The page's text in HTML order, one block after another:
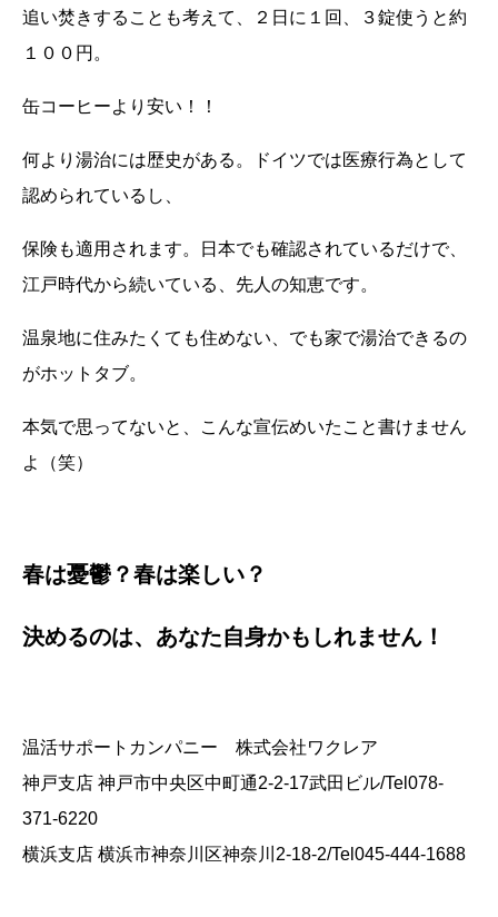
追い焚きすることも考えて、２日に１回、３錠使うと約
１００円。
缶コーヒーより安い！！
何より湯治には歴史がある。ドイツでは医療行為として
認められているし、
保険も適用されます。日本でも確認されているだけで、
江戸時代から続いている、先人の知恵です。
温泉地に住みたくても住めない、でも家で湯治できるの
がホットタブ。
本気で思ってないと、こんな宣伝めいたこと書けません
よ（笑）
春は憂鬱？春は楽しい？
決めるのは、あなた自身かもしれません！
温活サポートカンパニー 株式会社ワクレア
神戸支店 神戸市中央区中町通2-2-17武田ビル/Tel078-
371-6220
横浜支店 横浜市神奈川区神奈川2-18-2/Tel045-444-1688